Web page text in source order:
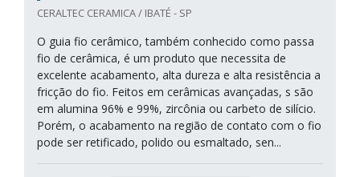
CERALTEC CERAMICA / IBATÉ - SP
O guia fio cerâmico, também conhecido como passa
fio de cerâmica, é um produto que necessita de
excelente acabamento, alta dureza e alta resistência a
fricção do fio. Feitos em cerâmicas avançadas, s são
em alumina 96% e 99%, zircônia ou carbeto de silício.
Porém, o acabamento na região de contato com o fio
pode ser retificado, polido ou esmaltado, sen...